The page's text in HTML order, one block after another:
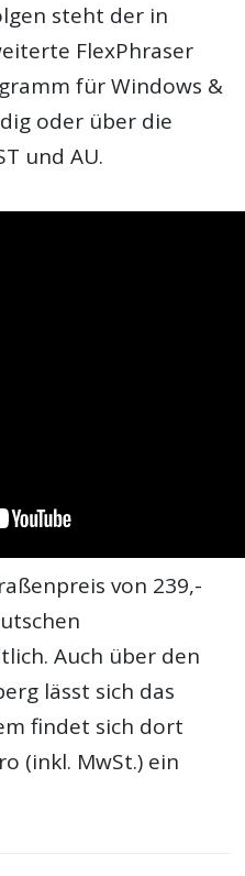
steht der in
FlexPhraser
für Windows &
oder über die
und AU.
von 239,-
Auch über den
lässt sich das
findet sich dort
(inkl. MwSt.) ein